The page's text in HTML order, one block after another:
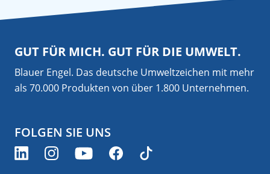
GUT FÜR MICH. GUT FÜR DIE UMWELT.
Blauer Engel. Das deutsche Umweltzeichen mit mehr
als 70.000 Produkten von über 1.800 Unternehmen.
FOLGEN SIE UNS